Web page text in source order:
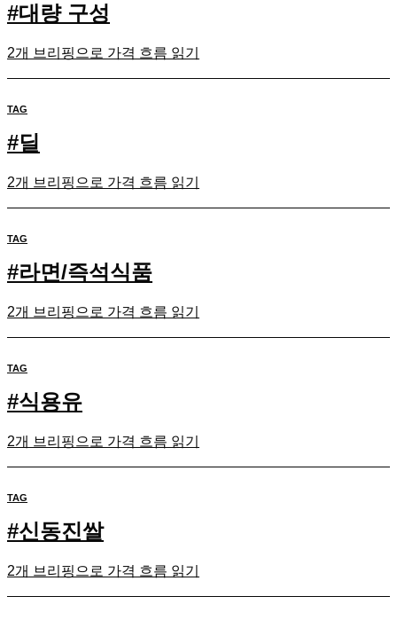
#대량 구성
2개 브리핑으로 가격 흐름 읽기
TAG
#딜
2개 브리핑으로 가격 흐름 읽기
TAG
#라면/즉석식품
2개 브리핑으로 가격 흐름 읽기
TAG
#식용유
2개 브리핑으로 가격 흐름 읽기
TAG
#신동진쌀
2개 브리핑으로 가격 흐름 읽기